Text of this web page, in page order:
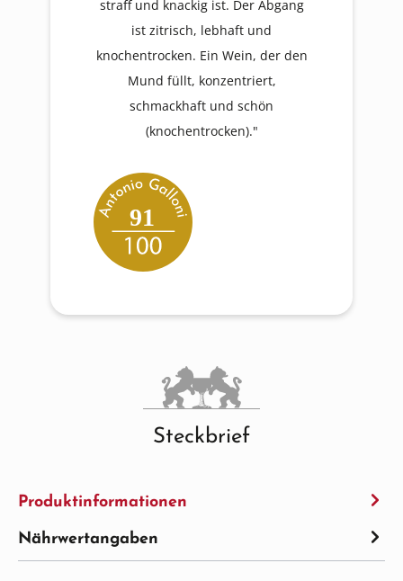
straff und knackig ist. Der Abgang
ist zitrisch, lebhaft und
knochentrocken. Ein Wein, der den
Mund füllt, konzentriert,
schmackhaft und schön
(knochentrocken)."
91
Steckbrief
Produktinformationen
Nährwertangaben